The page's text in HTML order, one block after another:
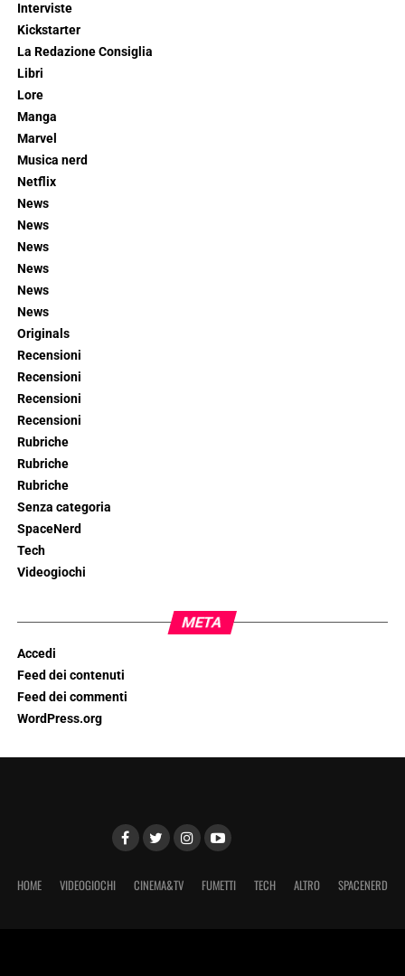
Interviste
Kickstarter
La Redazione Consiglia
Libri
Lore
Manga
Marvel
Musica nerd
Netflix
News
News
News
News
News
News
Originals
Recensioni
Recensioni
Recensioni
Recensioni
Rubriche
Rubriche
Rubriche
Senza categoria
SpaceNerd
Tech
Videogiochi
META
Accedi
Feed dei contenuti
Feed dei commenti
WordPress.org
HOME VIDEOGIOCHI CINEMA&TV FUMETTI TECH ALTRO SPACENERD